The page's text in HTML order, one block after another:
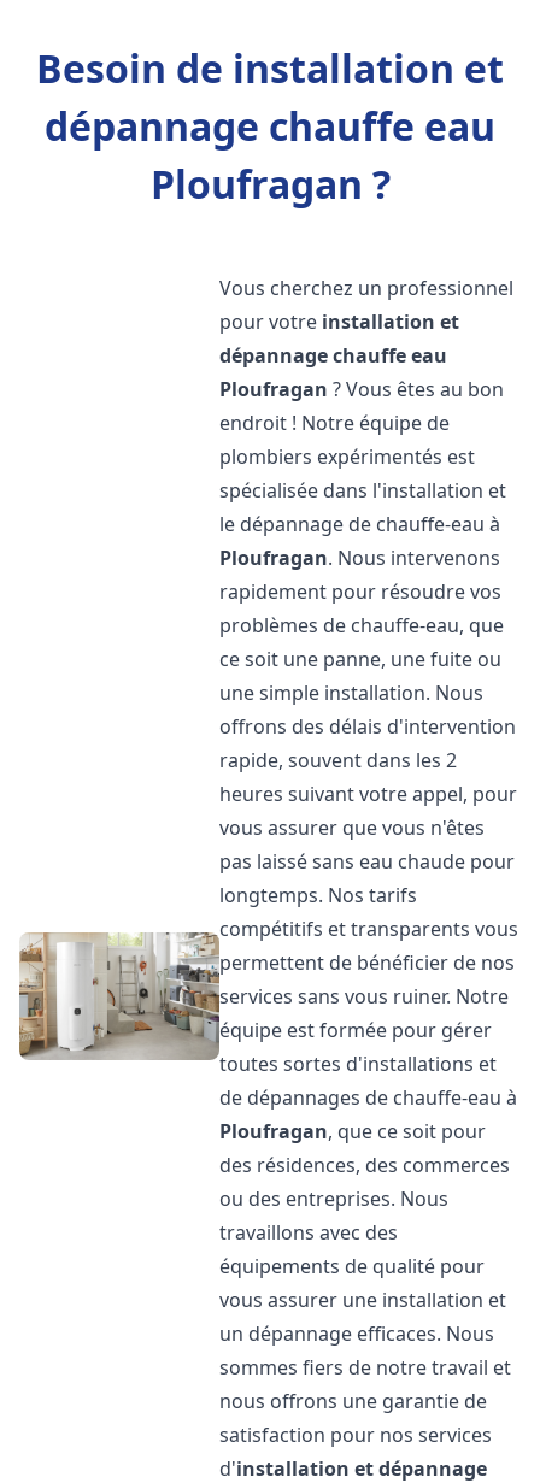
Besoin de installation et
dépannage chauffe eau
Ploufragan ?
Vous cherchez un professionnel
pour votre installation et
dépannage chauffe eau
Ploufragan ? Vous êtes au bon
endroit ! Notre équipe de
plombiers expérimentés est
spécialisée dans l'installation et
le dépannage de chauffe-eau à
Ploufragan. Nous intervenons
rapidement pour résoudre vos
problèmes de chauffe-eau, que
ce soit une panne, une fuite ou
une simple installation. Nous
offrons des délais d'intervention
rapide, souvent dans les 2
heures suivant votre appel, pour
vous assurer que vous n'êtes
pas laissé sans eau chaude pour
longtemps. Nos tarifs
compétitifs et transparents vous
permettent de bénéficier de nos
services sans vous ruiner. Notre
équipe est formée pour gérer
toutes sortes d'installations et
de dépannages de chauffe-eau à
Ploufragan, que ce soit pour
des résidences, des commerces
ou des entreprises. Nous
travaillons avec des
équipements de qualité pour
vous assurer une installation et
un dépannage efficaces. Nous
sommes fiers de notre travail et
nous offrons une garantie de
satisfaction pour nos services
d'installation et dépannage